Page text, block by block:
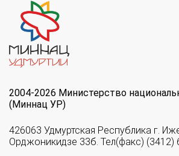
2004-2026 Министерство
(Миннац УР)
426063 Удмуртская Республика г.
Орджоникидзе 33б. Тел(факс) (3412)